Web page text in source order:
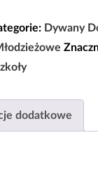
Dywany
dodatkowe